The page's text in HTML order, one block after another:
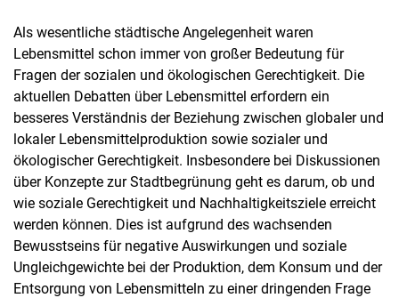
Presse- und Öffentlichkeitsarbeit
Webredaktion
Webseite R:ein
Als wesentliche städtische Angelegenheit waren
Lebensmittel schon immer von großer Bedeutung für
Fragen der sozialen und ökologischen Gerechtigkeit. Die
aktuellen Debatten über Lebensmittel erfordern ein
besseres Verständnis der Beziehung zwischen globaler und
lokaler Lebensmittelproduktion sowie sozialer und
ökologischer Gerechtigkeit. Insbesondere bei Diskussionen
über Konzepte zur Stadtbegrünung geht es darum, ob und
wie soziale Gerechtigkeit und Nachhaltigkeitsziele erreicht
werden können. Dies ist aufgrund des wachsenden
Bewusstseins für negative Auswirkungen und soziale
Ungleichgewichte bei der Produktion, dem Konsum und der
Entsorgung von Lebensmitteln zu einer dringenden Frage